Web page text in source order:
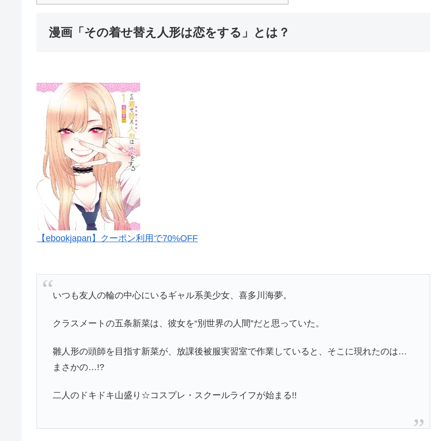
漫画「その着せ替え人形は恋をする」とは？
【ebookjapan】クーポン利用で70%OFF
いつも友人の輪の中心にいるギャル系美少女、喜多川海夢。
クラスメートの五条新菜は、彼女を“別世界の人間”だと思っていた。
雛人形の頭師を目指す新菜が、放課後被服実習室で作業していると、そこに現れたのは…
まさかの…!?
二人のドキドキ山盛り☆コスプレ・スクールライフが始まる!!